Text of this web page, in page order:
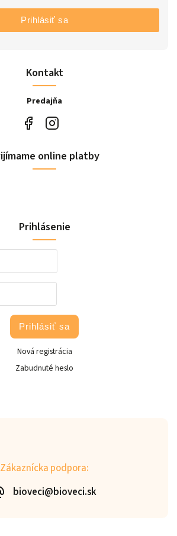
Zákaznícka podpora:
bioveci@bioveci.sk
Kontakt
Predajňa
Prihlásiť sa
online platby
Prihlásenie
Prihlásiť sa
Nová registrácia
Zabudnuté heslo